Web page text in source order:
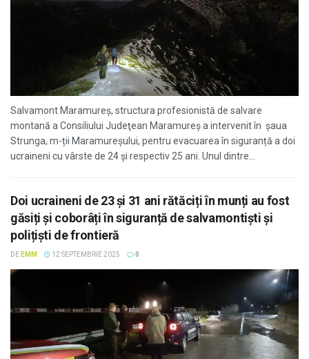
Salvamont Maramureș, structura profesionistă de salvare
montană a Consiliului Judeţean Maramureş a intervenit în şaua
Strunga, m-ții Maramureșului, pentru evacuarea în siguranță a doi
ucraineni cu vârste de 24 și respectiv 25 ani. Unul dintre...
Doi ucraineni de 23 și 31 ani rătăciți în munți au fost
găsiți și coborâți în siguranță de salvamontiști și
polițiști de frontieră
DE EMM 12 SEPTEMBRIE 2025 0